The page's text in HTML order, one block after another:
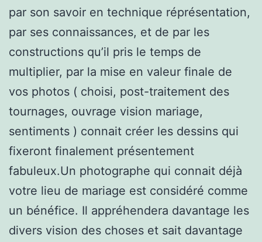
par son savoir en technique réprésentation,
par ses connaissances, et de par les
constructions qu’il pris le temps de
multiplier, par la mise en valeur finale de
vos photos ( choisi, post-traitement des
tournages, ouvrage vision mariage,
sentiments ) connait créer les dessins qui
fixeront finalement présentement
fabuleux.Un photographe qui connait déjà
votre lieu de mariage est considéré comme
un bénéfice. Il appréhendera davantage les
divers vision des choses et sait davantage